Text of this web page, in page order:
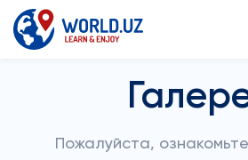
Пожалуйста,